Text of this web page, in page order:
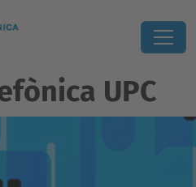
UPC